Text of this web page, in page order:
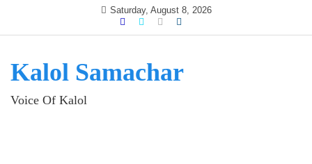
Saturday, August 8, 2026
Kalol Samachar
Voice Of Kalol